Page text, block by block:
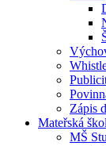
Zápis
Mateřská
MŠ